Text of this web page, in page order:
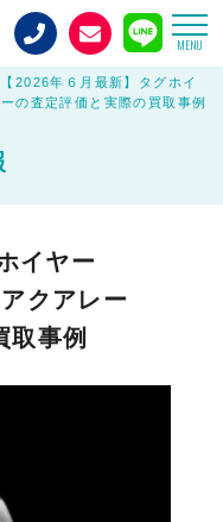
MENU
【2026年６月最新】タグホイ
の査定評価と実際の買取事例
イヤー
クアレー
取事例